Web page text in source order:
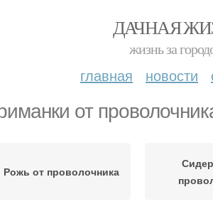
ДАЧНАЯ
жизнь за
главная новости
от
Рожь от проволочника